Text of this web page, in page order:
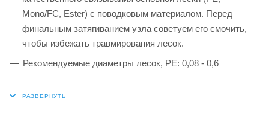
Mono/FC, Ester) с поводковым материалом. Перед
финальным затягиванием узла советуем его смочить,
чтобы избежать травмирования лесок.
Рекомендуемые диаметры лесок, РЕ: 0,08 - 0,6